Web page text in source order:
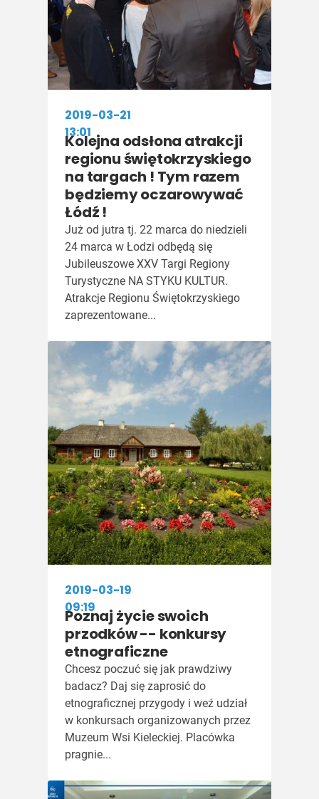
2019-03-21
13:01
Kolejna odsłona atrakcji
regionu świętokrzyskiego
na targach ! Tym razem
będziemy oczarowywać
Łódź !
Już od jutra tj. 22 marca do niedzieli
24 marca w Łodzi odbędą się
Jubileuszowe XXV Targi Regiony
Turystyczne NA STYKU KULTUR.
Atrakcje Regionu Świętokrzyskiego
zaprezentowane...
2019-03-19
09:19
Poznaj życie swoich
przodków -- konkursy
etnograficzne
Chcesz poczuć się jak prawdziwy
badacz? Daj się zaprosić do
etnograficznej przygody i weź udział
w konkursach organizowanych przez
Muzeum Wsi Kieleckiej. Placówka
pragnie...